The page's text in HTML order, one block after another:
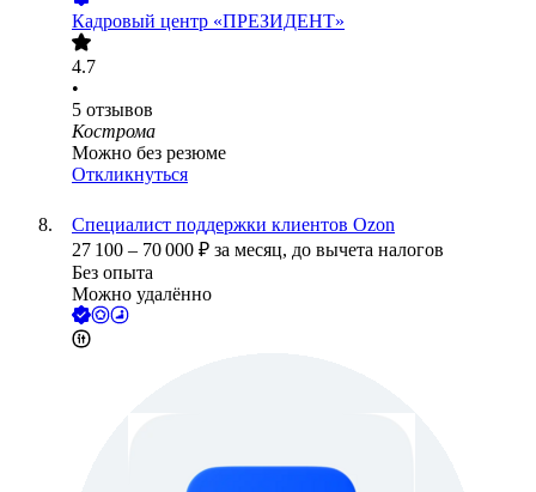
Кадровый центр «ПРЕЗИДЕНТ»
4.7
•
5 отзывов
Кострома
Можно без резюме
Откликнуться
Специалист поддержки клиентов Ozon
27 100 – 70 000 ₽ за месяц, до вычета налогов
Без опыта
Можно удалённо